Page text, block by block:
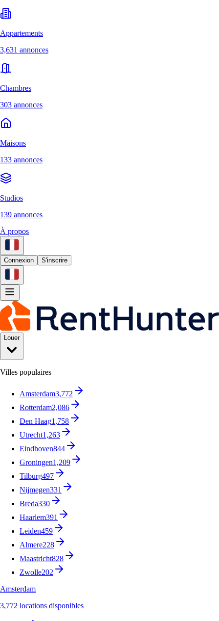
Appartements
3,631 annonces
Chambres
303 annonces
Maisons
133 annonces
Studios
139 annonces
À propos
Connexion S'inscrire
Louer
Villes populaires
Amsterdam3,772
Rotterdam2,086
Den Haag1,758
Utrecht1,263
Eindhoven844
Groningen1,209
Tilburg497
Nijmegen331
Breda330
Haarlem391
Leiden459
Almere228
Maastricht828
Zwolle202
Amsterdam
3,772 locations disponibles